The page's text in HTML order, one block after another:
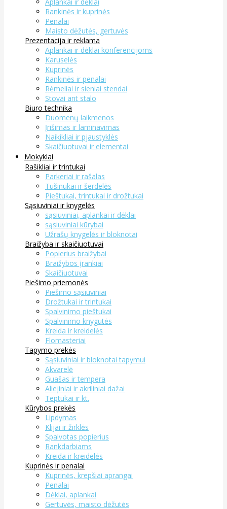
Rankinės ir kuprinės
Penalai
Maisto dėžutės, gertuvės
Prezentacija ir reklama
Aplankai ir dėklai konferencijoms
Karuselės
Kuprinės
Rankinės ir penalai
Rėmeliai ir sieniai stendai
Stovai ant stalo
Biuro technika
Duomenų laikmenos
Įrišimas ir laminavimas
Naikikliai ir pjaustyklės
Skaičiuotuvai ir elementai
Mokyklai
Rašikliai ir trintukai
Parkeriai ir rašalas
Tušinukai ir šerdelės
Pieštukai, trintukai ir drožtukai
Sąsiuviniai ir knygelės
sąsiuviniai, aplankai ir dėklai
sąsiuviniai kūrybai
Užrašų knygelės ir bloknotai
Braižyba ir skaičiuotuvai
Popierius braižybai
Braižybos įrankiai
Skaičiuotuvai
Piešimo priemonės
Piešimo sąsiuviniai
Drožtukai ir trintukai
Spalvinimo pieštukai
Spalvinimo knygutės
Kreida ir kreidelės
Flomasteriai
Tapymo prekės
Sąsiuviniai ir bloknotai tapymui
Akvarelė
Guašas ir tempera
Aliejiniai ir akriliniai dažai
Teptukai ir kt.
Kūrybos prekės
Lipdymas
Klijai ir žirklės
Spalvotas popierius
Rankdarbiams
Kreida ir kreidelės
Kuprinės ir penalai
Kuprinės, krepšiai aprangai
Penalai
Dėklai, aplankai
Gertuvės, maisto dėžutės